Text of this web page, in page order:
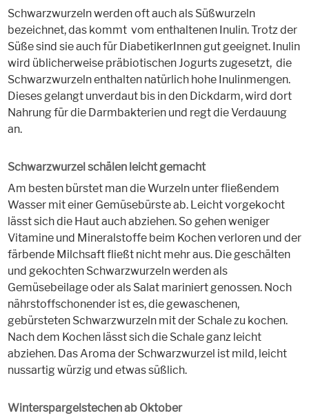
Schwarzwurzeln werden oft auch als Süßwurzeln
bezeichnet, das kommt vom enthaltenen Inulin. Trotz der
Süße sind sie auch für DiabetikerInnen gut geeignet. Inulin
wird üblicherweise präbiotischen Jogurts zugesetzt, die
Schwarzwurzeln enthalten natürlich hohe Inulinmengen.
Dieses gelangt unverdaut bis in den Dickdarm, wird dort
Nahrung für die Darmbakterien und regt die Verdauung
an.
Schwarzwurzel schälen leicht gemacht
Am besten bürstet man die Wurzeln unter fließendem
Wasser mit einer Gemüsebürste ab. Leicht vorgekocht
lässt sich die Haut auch abziehen. So gehen weniger
Vitamine und Mineralstoffe beim Kochen verloren und der
färbende Milchsaft fließt nicht mehr aus. Die geschälten
und gekochten Schwarzwurzeln werden als
Gemüsebeilage oder als Salat mariniert genossen. Noch
nährstoffschonender ist es, die gewaschenen,
gebürsteten Schwarzwurzeln mit der Schale zu kochen.
Nach dem Kochen lässt sich die Schale ganz leicht
abziehen. Das Aroma der Schwarzwurzel ist mild, leicht
nussartig würzig und etwas süßlich.
Winterspargelstechen ab Oktober